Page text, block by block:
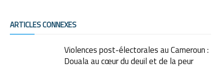
ARTICLES CONNEXES
Violences post-électorales au Cameroun :
Douala au cœur du deuil et de la peur